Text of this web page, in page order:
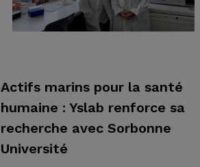
Actifs marins pour la santé
humaine : Yslab renforce sa
recherche avec Sorbonne
Université